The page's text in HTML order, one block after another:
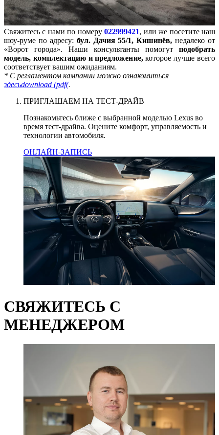
Свяжитесь с нами по номеру022999421, или же посетите наш
шоу-руме по адресу: бул. Дачия 55/1, Кишинёв, недалеко от
«Ворот города». Наши консультанты помогут подобрать
модель, комплектацию и предложение,которое лучше всего
соответствует вашим ожиданиям.
* С регламентом кампании можно ознакомиться
здесьdownload (pdf(.
ПРИГЛАШАЕМ НА ТЕСТ-ДРАЙВ
Познакомьтесь ближе с выбранной моделью Lexus во
время тест-драйва. Оцените комфорт, управляемость и
технологии автомобиля.
ОНЛАЙН-ЗАПИСЬ
СВЯЖИТЕСЬ С
МЕНЕДЖЕРОМ